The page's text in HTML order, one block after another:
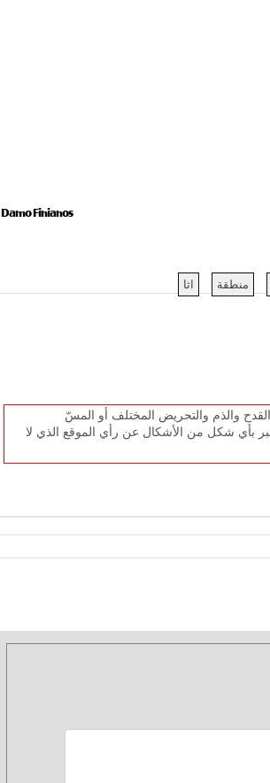
Damo Finianos
منطقة اثا
والذم والتحريض المختلف أو المسّ
بأي شكل من الأشكال عن رأي الموقع الذي لا